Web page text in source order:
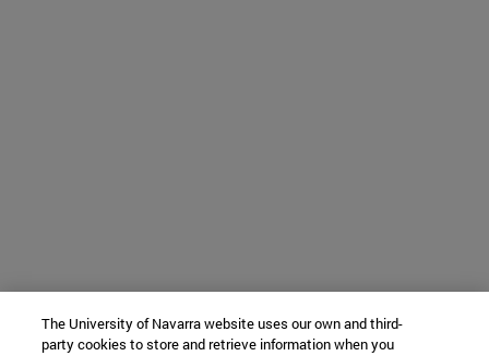
The University of Navarra website uses our own and third-
party cookies to store and retrieve information when you